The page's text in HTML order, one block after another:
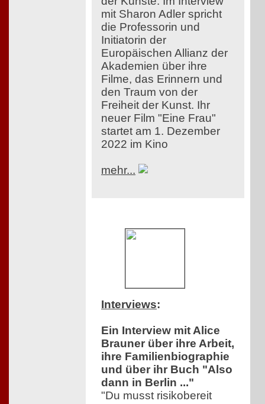
mit Sharon Adler spricht
die Professorin und
Initiatorin der
Europäischen Allianz der
Akademien über ihre
Filme, das Erinnern und
den Traum von der
Freiheit der Kunst. Ihr
neuer Film "Eine Frau"
startet am 1. Dezember
2022 im Kino
mehr...
Interviews:
Ein Interview mit Alice
Brauner über ihre Arbeit,
ihre Familienbiographie
und über ihr Buch "Also
dann in Berlin ..."
"Du musst risikobereit